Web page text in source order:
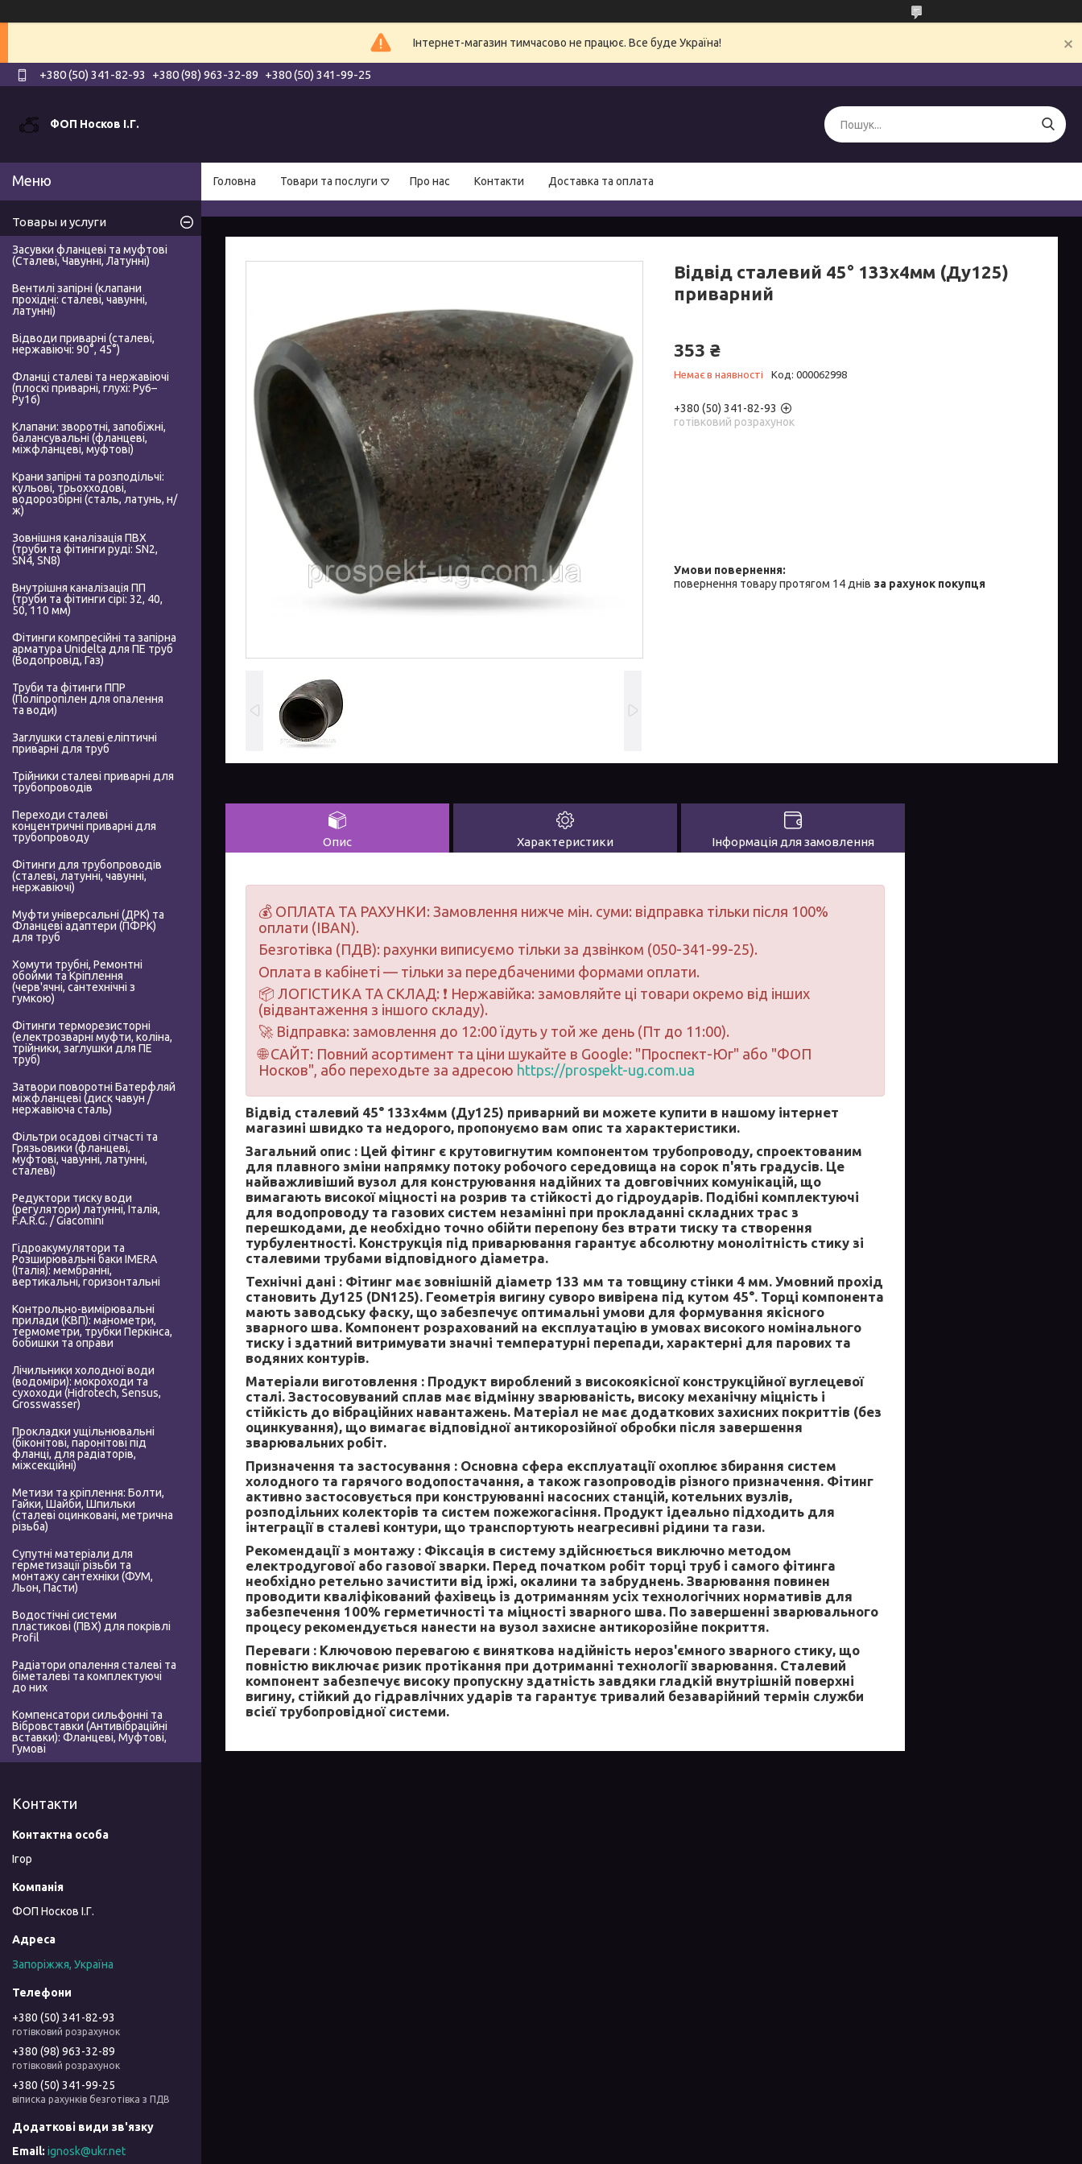
Інтернет-магазин тимчасово не працює. Все буде Україна!
+380 (50) 341-82-93 +380 (98) 963-32-89 +380 (50) 341-99-25
ФОП Носков І.Г.
Головна Товари та послуги Про нас Контакти Доставка та оплата
Відвід сталевий 45° 133х4мм (Ду125)
приварний
353 ₴
Немає в наявності Код: 000062998
+380 (50) 341-82-93
готівковий розрахунок
повернення товару протягом 14 днів за рахунок покупця
Опис Характеристики Інформація для замовлення
💰 ОПЛАТА ТА РАХУНКИ: Замовлення нижче мін. суми: відправка тільки після 100%
оплати (IBAN).
Безготівка (ПДВ): рахунки виписуємо тільки за дзвінком (050-341-99-25).
Оплата в кабінеті — тільки за передбаченими формами оплати.
📦 ЛОГІСТИКА ТА СКЛАД: ❗ Нержавійка: замовляйте ці товари окремо від інших
(відвантаження з іншого складу).
🚀 Відправка: замовлення до 12:00 їдуть у той же день (Пт до 11:00).
🌐 САЙТ: Повний асортимент та ціни шукайте в Google: "Проспект-Юг" або "ФОП
Носков", або переходьте за адресою https://prospekt-ug.com.ua
Відвід сталевий 45° 133х4мм (Ду125) приварний ви можете купити в нашому інтернет
магазині швидко та недорого, пропонуємо вам опис та характеристики.
Загальний опис : Цей фітинг є крутовигнутим компонентом трубопроводу, спроектованим
для плавного зміни напрямку потоку робочого середовища на сорок п'ять градусів. Це
найважливіший вузол для конструювання надійних та довговічних комунікацій, що
вимагають високої міцності на розрив та стійкості до гідроударів. Подібні комплектуючі
для водопроводу та газових систем незамінні при прокладанні складних трас з
перешкодами, де необхідно точно обійти перепону без втрати тиску та створення
турбулентності. Конструкція під приварювання гарантує абсолютну монолітність стику зі
сталевими трубами відповідного діаметра.
Технічні дані : Фітинг має зовнішній діаметр 133 мм та товщину стінки 4 мм. Умовний прохід
становить Ду125 (DN125). Геометрія вигину суворо вивірена під кутом 45°. Торці компонента
мають заводську фаску, що забезпечує оптимальні умови для формування якісного
зварного шва. Компонент розрахований на експлуатацію в умовах високого номінального
тиску і здатний витримувати значні температурні перепади, характерні для парових та
водяних контурів.
Матеріали виготовлення : Продукт вироблений з високоякісної конструкційної вуглецевої
сталі. Застосовуваний сплав має відмінну зварюваність, високу механічну міцність і
стійкість до вібраційних навантажень. Матеріал не має додаткових захисних покриттів (без
оцинкування), що вимагає відповідної антикорозійної обробки після завершення
зварювальних робіт.
Призначення та застосування : Основна сфера експлуатації охоплює збирання систем
холодного та гарячого водопостачання, а також газопроводів різного призначення. Фітинг
активно застосовується при конструюванні насосних станцій, котельних вузлів,
розподільних колекторів та систем пожежогасіння. Продукт ідеально підходить для
інтеграції в сталеві контури, що транспортують неагресивні рідини та гази.
Рекомендації з монтажу : Фіксація в систему здійснюється виключно методом
електродугової або газової зварки. Перед початком робіт торці труб і самого фітинга
необхідно ретельно зачистити від іржі, окалини та забруднень. Зварювання повинен
проводити кваліфікований фахівець із дотриманням усіх технологічних нормативів для
забезпечення 100% герметичності та міцності зварного шва. По завершенні зварювального
процесу рекомендується нанести на вузол захисне антикорозійне покриття.
Переваги : Ключовою перевагою є виняткова надійність нероз'ємного зварного стику, що
повністю виключає ризик протікання при дотриманні технології зварювання. Сталевий
компонент забезпечує високу пропускну здатність завдяки гладкій внутрішній поверхні
вигину, стійкий до гідравлічних ударів та гарантує тривалий безаварійний термін служби
всієї трубопровідної системи.
Товары и услуги
Засувки фланцеві та муфтові
(Сталеві, Чавунні, Латунні)
Вентилі запірні (клапани
прохідні: сталеві, чавунні,
латунні)
Відводи приварні (сталеві,
нержавіючі: 90°, 45°)
Фланці сталеві та нержавіючі
(плоскі приварні, глухі: Ру6–
Ру16)
Клапани: зворотні, запобіжні,
балансувальні (фланцеві,
міжфланцеві, муфтові)
Крани запірні та розподільчі:
кульові, трьохходові,
водорозбірні (сталь, латунь, н/
ж)
Зовнішня каналізація ПВХ
(труби та фітинги руді: SN2,
SN4, SN8)
Внутрішня каналізація ПП
(труби та фітинги сірі: 32, 40,
50, 110 мм)
Фітинги компресійні та запірна
арматура Unidelta для ПЕ труб
(Водопровід, Газ)
Труби та фітинги ППР
(Поліпропілен для опалення
та води)
Заглушки сталеві еліптичні
приварні для труб
Трійники сталеві приварні для
трубопроводів
Переходи сталеві
концентричні приварні для
трубопроводу
Фітинги для трубопроводів
(сталеві, латунні, чавунні,
нержавіючі)
Муфти універсальні (ДРК) та
Фланцеві адаптери (ПФРК)
для труб
Хомути трубні, Ремонтні
обойми та Кріплення
(черв'ячні, сантехнічні з
гумкою)
Фітинги терморезисторні
(електрозварні муфти, коліна,
трійники, заглушки для ПЕ
труб)
Затвори поворотні Батерфляй
міжфланцеві (диск чавун /
нержавіюча сталь)
Фільтри осадові сітчасті та
Грязьовики (фланцеві,
муфтові, чавунні, латунні,
сталеві)
Редуктори тиску води
(регулятори) латунні, Італія,
F.A.R.G. / Giacomini
Гідроакумулятори та
Розширювальні баки IMERA
(Італія): мембранні,
вертикальні, горизонтальні
Контрольно-вимірювальні
прилади (КВП): манометри,
термометри, трубки Перкінса,
бобишки та оправи
Лічильники холодної води
(водоміри): мокроходи та
сухоходи (Hidrotech, Sensus,
Grosswasser)
Прокладки ущільнювальні
(біконітові, паронітові під
фланці, для радіаторів,
міжсекційні)
Метизи та кріплення: Болти,
Гайки, Шайби, Шпильки
(сталеві оцинковані, метрична
різьба)
Супутні матеріали для
герметизації різьби та
монтажу сантехніки (ФУМ,
Льон, Пасти)
Водостічні системи
пластикові (ПВХ) для покрівлі
Profil
Радіатори опалення сталеві та
біметалеві та комплектуючі
до них
Компенсатори сильфонні та
Вібровставки (Антивібраційні
вставки): Фланцеві, Муфтові,
Гумові
Контакти
Ігор
ФОП Носков І.Г.
Запоріжжя, Україна
+380 (50) 341-82-93
готівковий розрахунок
+380 (98) 963-32-89
готівковий розрахунок
+380 (50) 341-99-25
віписка рахунків безготівка з ПДВ
ignosk@ukr.net